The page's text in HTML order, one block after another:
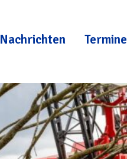
Nachrichten Termine